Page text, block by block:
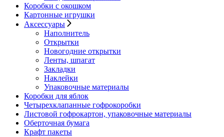
Коробки с окошком
Картонные игрушки
Аксессуары
Наполнитель
Открытки
Новогодние открытки
Ленты, шпагат
Закладки
Наклейки
Упаковочные материалы
Коробки для яблок
Четырехклапанные гофрокоробки
Листовой гофрокартон, упаковочные материалы
Оберточная бумага
Крафт пакеты